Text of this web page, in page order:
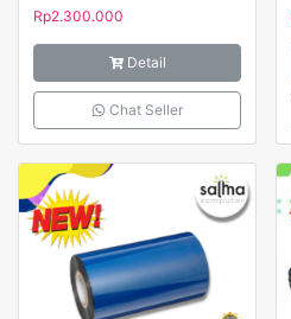
Rp2.300.000
Detail
Chat Seller